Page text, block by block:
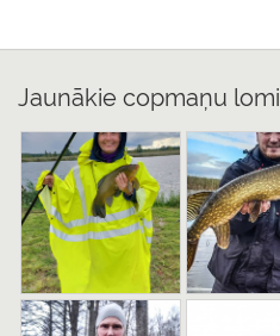
Jaunākie copmaņu lomi